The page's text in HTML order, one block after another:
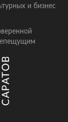
и бизнес